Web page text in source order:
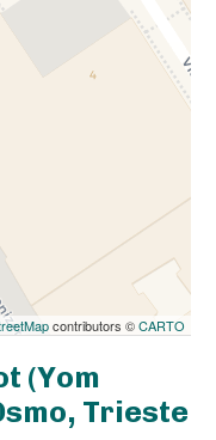
contributors ©CARTO
(Yom
Trieste